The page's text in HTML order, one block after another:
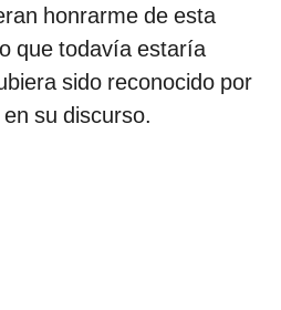
honrarme de esta
que todavía estaría
sido reconocido por
su discurso.